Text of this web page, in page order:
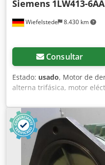
Wiefelstede 8.430 km
Siemens 1LW413-6AA
Consultar
Estado: usado, Motor de
alterna trifásica, motor
encuadernación de
encuadernación de
con regulación de
motor de rotor de anillos
Velocidad: 930-875 rpm
mm -Tipo de montaje: B3 -
Dimensiones: 610/270/